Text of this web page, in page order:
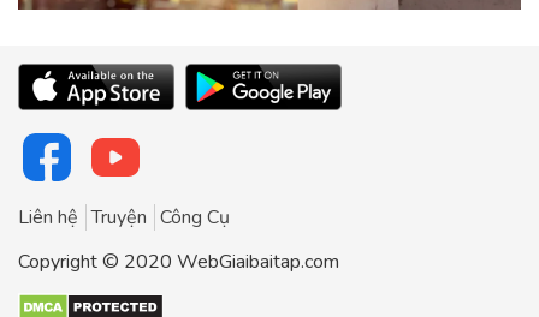
Liên hệ Truyện Công Cụ
Copyright © 2020 WebGiaibaitap.com